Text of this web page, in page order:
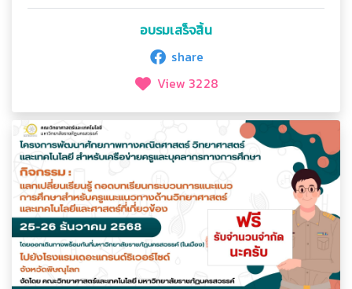
อบรมเสร็จสิ้น
share
View 3228